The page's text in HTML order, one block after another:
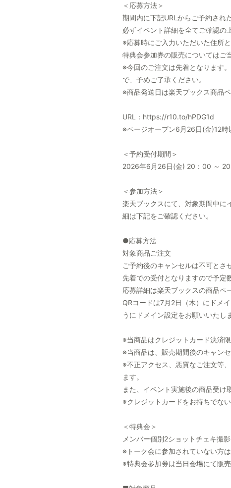
＜応募方法＞
期間内に下記URLからご予約され
必ずイベント詳細を全てご確認の
※応募時にご入力いただいた住所
特典会参加券の販売についてはご
※今回のご注文は先着となります
で、予めご了承ください。
※商品発送日は楽天ブックス商品
URL：https://r10.to/hPDG1d
※ページオープン6月26日(金)12時
＜予約受付期間＞
2026年6月26日(金) 20：00 ～
＜参加方法＞
楽天ブックスにて、対象期間中に
細は下記をご確認ください。
●応募方法
対象商品ご注文
ご予約後のキャンセルは不可とさ
先着での受付となりますので予定
応募詳細は楽天ブックスの商品ペ
QRコードは7月2日（木）にドメ
うにドメイン設定をお願いいたし
※当商品はクレジットカード決済
※当商品は、販売期間後のキャン
※不正アクセス、悪質なご注文等
ます。
また、イベント実施後の商品受け
※クレジットカードをお持ちでな
＜特典会＞
メンバー個別2ショットチェキ撮
※トーク会に参加されていない方
※特典会参加券は当日会場にて販売